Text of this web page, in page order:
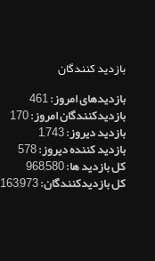
بازدید کنندگان
بازدیدهای امروز:461
بازدیدکنندگان امروز:170
بازدید دیروز:1,743
بازدید کننده دیروز:578
کل بازدید ها:968,580
کل بازدیدکنند‌گان:163,973